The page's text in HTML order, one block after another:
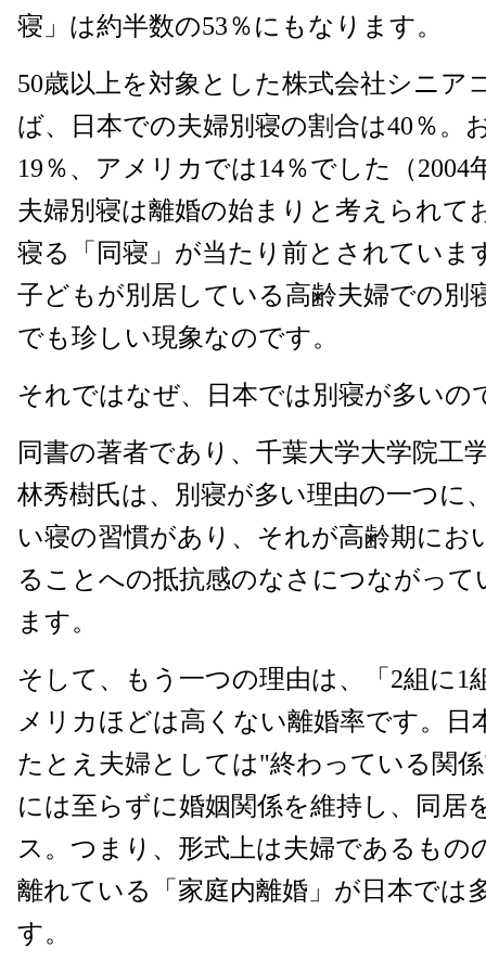
寝」は約半数の53％にもなります。
50歳以上を対象とした株式会社シニア
ば、日本での夫婦別寝の割合は40％。
19％、アメリカでは14％でした（2004
夫婦別寝は離婚の始まりと考えられて
寝る「同寝」が当たり前とされていま
子どもが別居している高齢夫婦での別
でも珍しい現象なのです。
それではなぜ、日本では別寝が多いの
同書の著者であり、千葉大学大学院工
林秀樹氏は、別寝が多い理由の一つに
い寝の習慣があり、それが高齢期にお
ることへの抵抗感のなさにつながって
ます。
そして、もう一つの理由は、「2組に1
メリカほどは高くない離婚率です。日
たとえ夫婦としては"終わっている関
には至らずに婚姻関係を維持し、同居
ス。つまり、形式上は夫婦であるもの
離れている「家庭内離婚」が日本では
す。